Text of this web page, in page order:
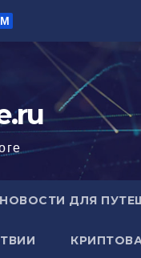
НОВОСТИ ДЛЯ